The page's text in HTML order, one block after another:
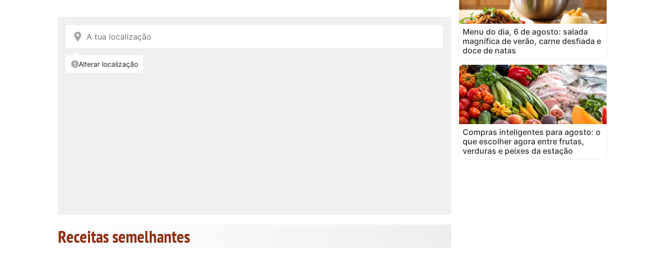
Receitas semelhantes
Menu do dia, 6 de agosto: salada
magnífica de verão, carne desfiada e
doce de natas
Compras inteligentes para agosto: o
que escolher agora entre frutas,
verduras e peixes da estação